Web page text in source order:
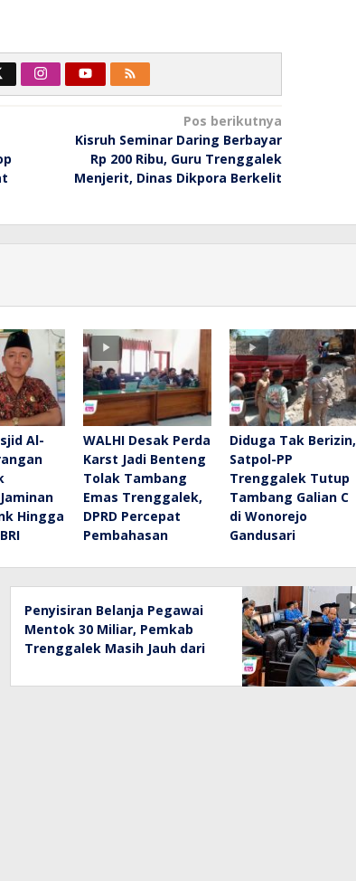
Pos berikutnya
Kisruh Seminar Daring Berbayar
Rp 200 Ribu, Guru Trenggalek
Menjerit, Dinas Dikpora Berkelit
Al-
Hingga
WALHI Desak Perda
Karst Jadi Benteng
Tolak Tambang
Emas Trenggalek,
DPRD Percepat
Pembahasan
Diduga Tak Berizin,
Satpol-PP
Trenggalek Tutup
Tambang Galian C
di Wonorejo
Gandusari
Penyisiran Belanja Pegawai
Mentok 30 Miliar, Pemkab
Trenggalek Masih Jauh dari